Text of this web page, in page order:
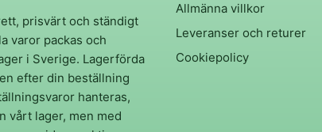
prisvärt och ständigt
varor packas och
i Sverige. Lagerförda
efter din beställning
hanteras,
vårt lager, men med
Allmänna villkor
Leveranser och returer
Cookiepolicy